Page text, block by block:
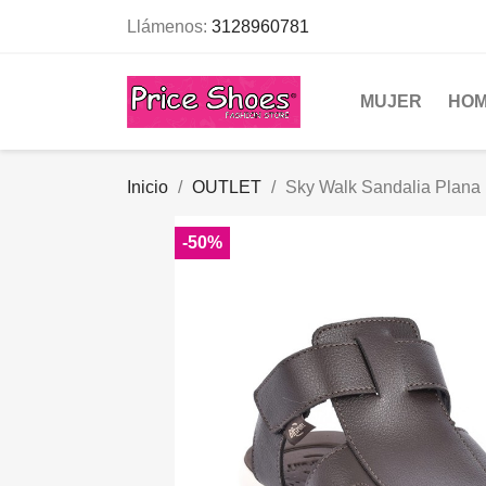
Llámenos: 3128960781
MUJER
Inicio OUTLET Sky Walk Sandalia
-50%